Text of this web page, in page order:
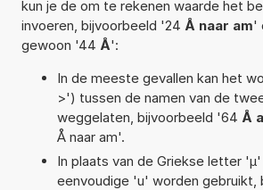
kun je de om te rekenen waarde het
invoeren, bijvoorbeeld '24 Å naar am'
gewoon '44 Å':
In de meeste gevallen kan het
>') tussen de namen van de
weggelaten, bijvoorbeeld '64 Å
Å naar am'.
In plaats van de Griekse letter
eenvoudige 'u' worden gebruikt,